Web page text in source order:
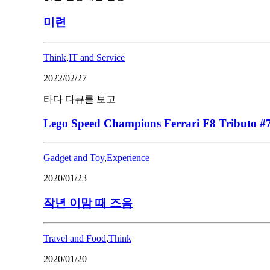
미련
Think,IT and Service
2022/02/27
타다 다큐를 보고
Lego Speed Champions Ferrari F8 Tributo
Gadget and Toy,Experience
2020/01/23
작년 이맘 때 즈음
Travel and Food,Think
2020/01/20